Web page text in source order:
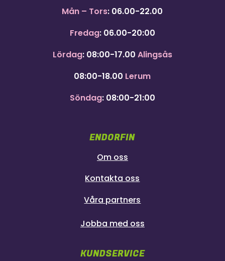
Mån – Tors: 06.00-22.00
Fredag: 06.00-20:00
Lördag: 08:00-17.00 Alingsås
08:00-18.00 Lerum
Söndag: 08:00-21:00
ENDORFIN
Om oss
Kontakta oss
Våra partners
Jobba med oss
KUNDSERVICE